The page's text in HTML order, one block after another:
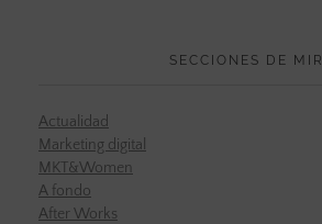
SECCIONES DE MIR
Actualidad
Marketing digital
MKT&Women
A fondo
After Works